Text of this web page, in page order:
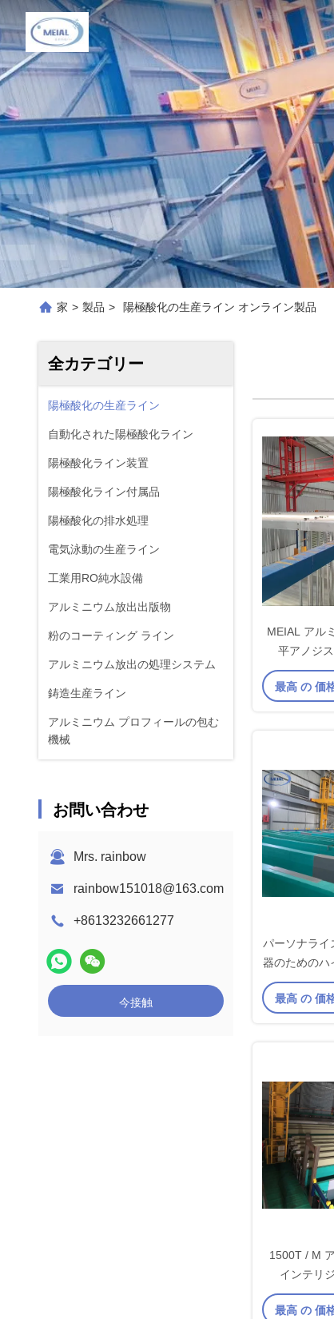
家 > 製品 > 陽極酸化の生産ライン オンライン製品
全カテゴリー
陽極酸化の生産ライン
自動化された陽極酸化ライン
陽極酸化ライン装置
陽極酸化ライン付属品
陽極酸化の排水処理
電気泳動の生産ライン
工業用RO純水設備
アルミニウム放出出版物
粉のコーティング ライン
アルミニウム放出の処理システム
鋳造生産ライン
アルミニウム プロフィールの包む
機械
お問い合わせ
Mrs. rainbow
rainbow151018@163.com
+8613232661277
今接触
MEIAL アル
平アノジ
最高 の 価
パーソナライ
器のためのハ
ング
最高 の 価
1500T / M
インテリ
最高 の 価